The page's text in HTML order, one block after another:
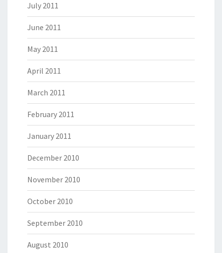
July 2011
June 2011
May 2011
April 2011
March 2011
February 2011
January 2011
December 2010
November 2010
October 2010
September 2010
August 2010